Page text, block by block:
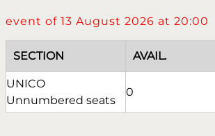
event of 13 August 2026 at 20:00
SECTION AVAIL.
UNICO
Unnumbered seats
0